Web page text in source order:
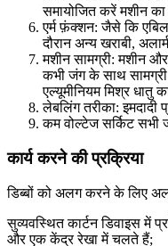
समायोजित करें मशीन का
एर्म फ़ंक्शन: जैसे कि
दौरान अन्य खराबी,
मशीन सामग्री: मशीन
कभी जंग के साथ
एल्यूमीनियम मिश्र धातु
लेबलिंग तरीका:
कम वोल्टेज सर्किट सभी
कार्य करने की प्रक्रिया
डिब्बों को अलग करने के लिए
सुव्यवस्थित कार्टन डिवाइस में
और एक केंद्र रेखा में चलते हैं;